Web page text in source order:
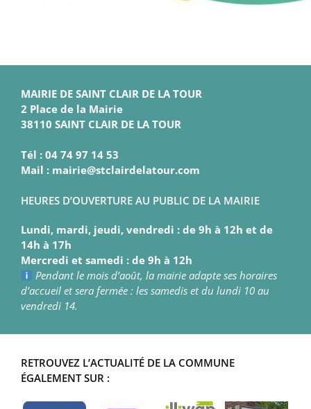
MAIRIE DE SAINT CLAIR DE LA TOUR
2 Place de la Mairie
38110 SAINT CLAIR DE LA TOUR
Tél : 04 74 97 14 53
Mail : mairie@stclairdelatour.com
HEURES D’OUVERTURE AU PUBLIC DE LA MAIRIE
Lundi, mardi, jeudi, vendredi : de 9h à 12h et de
14h à 17h
Mercredi et samedi : de 9h à 12h
Pendant le mois d’août, la mairie adapte ses horaires
d’accueil et sera fermée : les samedis et du lundi 10 au
vendredi 14.
RETROUVEZ L’ACTUALITÉ DE LA COMMUNE
ÉGALEMENT SUR :